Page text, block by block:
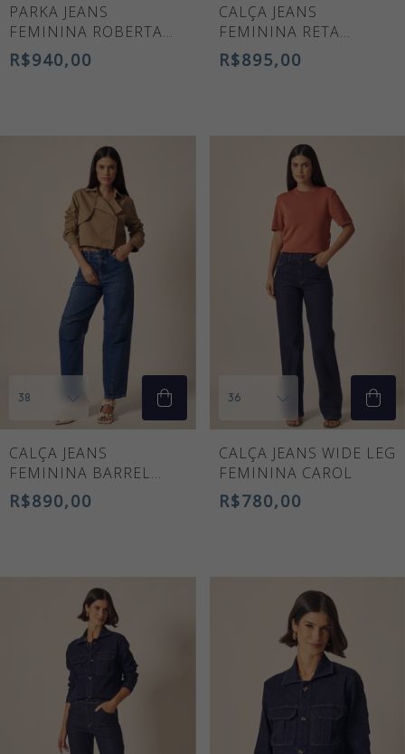
PARKA JEANS
FEMININA ROBERTA
ALONGADA
R$940,00
CALÇA JEANS
FEMININA RETA
NAIANE CINTURA ALTA
COM NERVURA
R$895,00
CALÇA JEANS
FEMININA BARREL
NADINE CINTURA ALTA
AZUL MÉDIO
R$890,00
CALÇA JEANS WIDE LEG
FEMININA CAROL
R$780,00